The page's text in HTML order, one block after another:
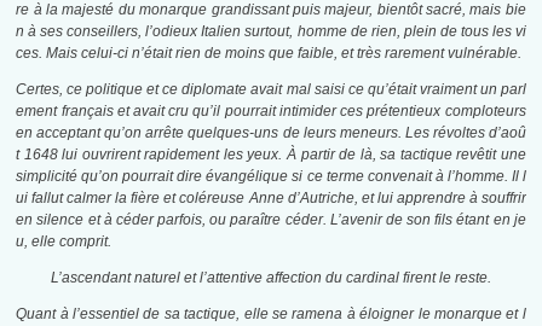
re à la majesté du monarque grandissant puis majeur, bientôt sacré, mais bie
n à ses conseillers, l’odieux Italien surtout, homme de rien, plein de tous les vi
ces. Mais celui-ci n’était rien de moins que faible, et très rarement vulnérable.
Certes, ce politique et ce diplomate avait mal saisi ce qu’était vraiment un parl
ement français et avait cru qu’il pourrait intimider ces prétentieux comploteurs
en acceptant qu’on arrête quelques-uns de leurs meneurs. Les révoltes d’aoû
t 1648 lui ouvrirent rapidement les yeux. À partir de là, sa tactique revêtit une
simplicité qu’on pourrait dire évangélique si ce terme convenait à l’homme. Il l
ui fallut calmer la fière et coléreuse Anne d’Autriche, et lui apprendre à souffrir
en silence et à céder parfois, ou paraître céder. L’avenir de son fils étant en je
u, elle comprit.
L’ascendant naturel et l’attentive affection du cardinal firent le reste.
Quant à l’essentiel de sa tactique, elle se ramena à éloigner le monarque et l